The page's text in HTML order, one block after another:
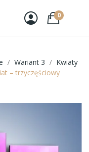
0
Wariant 3
Kwiaty
– trzyczęściowy